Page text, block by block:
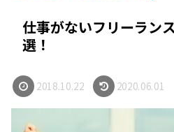
仕事がないフリーラン
選！
2018.10.22 2020.06.01